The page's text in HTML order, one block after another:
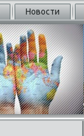
Новости